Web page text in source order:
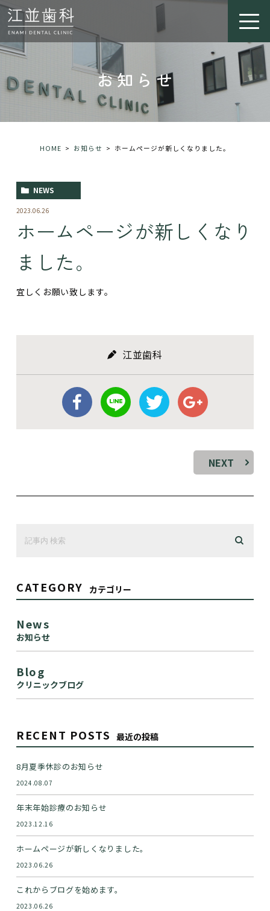
お知らせ
HOME お知らせ ホームページが新しくなりました。
NEWS
2023.06.26
ホームページが新しくなり
ました。
宜しくお願い致します。
江並歯科
NEXT
CATEGORY カテゴリー
News
お知らせ
Blog
クリニックブログ
RECENT POSTS 最近の投稿
8月夏季休診のお知らせ
2024.08.07
年末年始診療のお知らせ
2023.12.16
ホームページが新しくなりました。
2023.06.26
これからブログを始めます。
2023.06.26